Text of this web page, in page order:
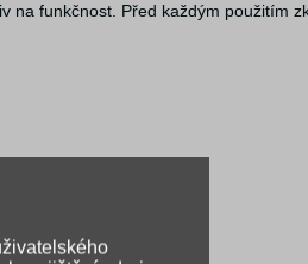
funkčnost. Před každým použitím